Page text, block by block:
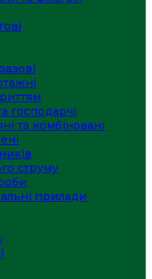
господарчі
та комбіновані
струму
прилади